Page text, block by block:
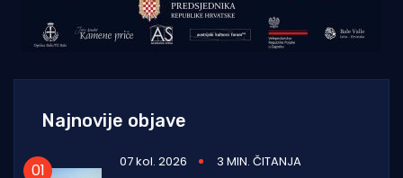
Najnovije objave
07 kol. 2026
3 MIN. ČITANJA